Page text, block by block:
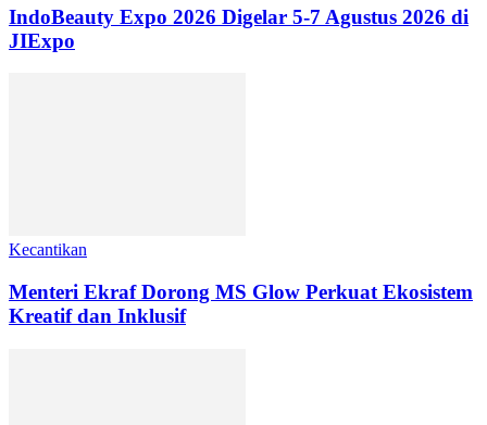
IndoBeauty Expo 2026 Digelar 5-7 Agustus 2026 di
JIExpo
Kecantikan
Menteri Ekraf Dorong MS Glow Perkuat Ekosistem
Kreatif dan Inklusif